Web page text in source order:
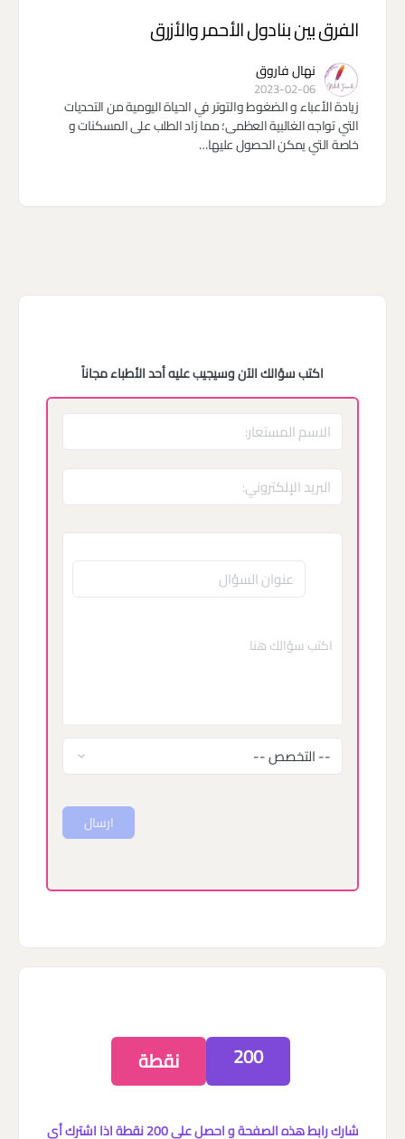
الفرق بين بنادول الأحمر والأزرق
نهال فاروق
2023-02-06
زيادة الأعباء و الضغوط والتوتر في الحياة اليومية من التحديات
التي تواجه الغالبية العظمى؛ مما زاد الطلب على المسكنات و
خاصة التي يمكن الحصول عليها…
اكتب سؤالك الآن وسيجيب عليه أحد الأطباء مجاناً
ارسال
200 نقطة
شارك رابط هذه الصفحة و احصل علي 200 نقطة اذا اشترك أي